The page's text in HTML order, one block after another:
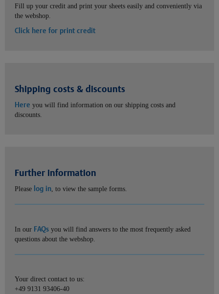
Fill up your credit and print your sheets easily and conveniently via
the webshop.
Click here for print credit
Shipping costs & discounts
Here you will find information on our shipping costs and
discounts.
Further information
Please log in, to view the sample forms.
In our FAQs you will find answers to the most frequently asked
questions about the webshop.
Your direct contact to us:
+49 9131 93406-40